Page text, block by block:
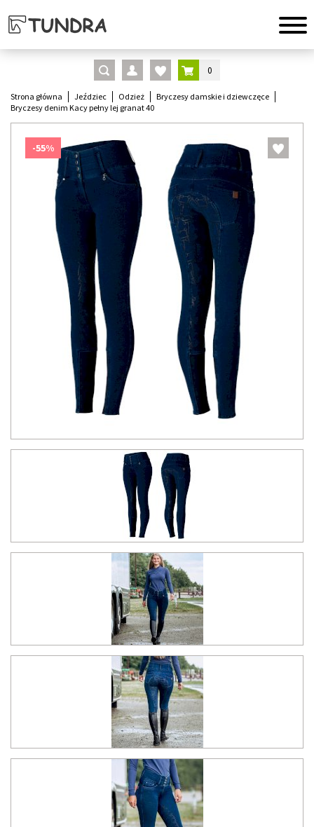
0
Strona główna Jeździec Odzież
Bryczesy damskie i dziewczęce
Bryczesy denim Kacy pełny lej granat 40
-55%